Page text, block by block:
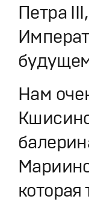
Петра
Нам